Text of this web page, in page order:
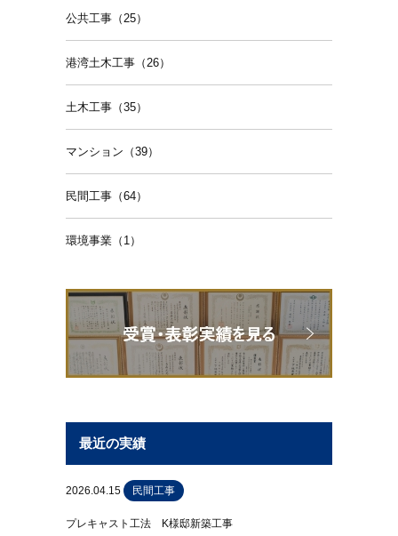
公共工事（25）
港湾土木工事（26）
土木工事（35）
マンション（39）
民間工事（64）
環境事業（1）
最近の実績
2026.04.15 民間工事
プレキャスト工法 K様邸新築工事